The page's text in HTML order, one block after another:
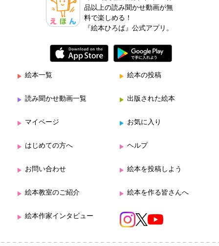
品以上の読み聞かせ動画が無
料で楽しめる！
『絵本ひろば』公式アプリ。
絵本一覧 絵本の投稿
読み聞かせ動画一覧 出版された絵本
マイページ お気に入り
はじめての方へ ヘルプ
お問い合わせ 絵本を投稿しよう
絵本教室のご紹介 絵本を作る皆さんへ
絵本作家インタビュー